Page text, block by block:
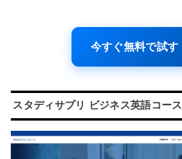
今すぐ無料で試す
スタディサプリ ビジネス英語コース